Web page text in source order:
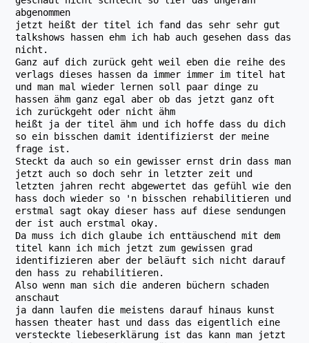
abgenommen
jetzt heißt der titel ich fand das sehr sehr gut
talkshows hassen ehm ich hab auch gesehen dass das
nicht.
Ganz auf dich zurück geht weil eben die reihe des
verlags dieses hassen da immer immer im titel hat
und man mal wieder lernen soll paar dinge zu
hassen ähm ganz egal aber ob das jetzt ganz oft
ich zurückgeht oder nicht ähm
heißt ja der titel ähm und ich hoffe dass du dich
so ein bisschen damit identifizierst der meine
frage ist.
Steckt da auch so ein gewisser ernst drin dass man
jetzt auch so doch sehr in letzter zeit und
letzten jahren recht abgewertet das gefühl wie den
hass doch wieder so 'n bisschen rehabilitieren und
erstmal sagt okay dieser hass auf diese sendungen
der ist auch erstmal okay.
Da muss ich dich glaube ich enttäuschend mit dem
titel kann ich mich jetzt zum gewissen grad
identifizieren aber der beläuft sich nicht darauf
den hass zu rehabilitieren.
Also wenn man sich die anderen büchern schaden
anschaut
ja dann laufen die meistens darauf hinaus kunst
hassen theater hast und dass das eigentlich eine
versteckte liebeserklärung ist das kann man jetzt